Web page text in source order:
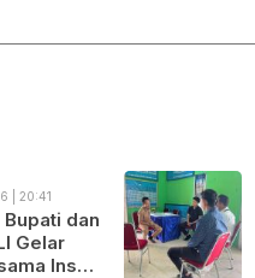
| 20:41
dan
Gelar
Insan